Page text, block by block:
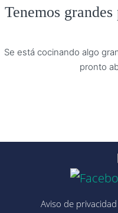
Tenemos
Se está cocinando algo
pronto
Aviso de privacidad